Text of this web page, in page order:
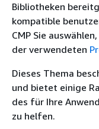
Bibliotheken
kompatible
CMP Sie
der verwendeten
Dieses Thema
und bietet einige
des für Ihre
zu helfen.